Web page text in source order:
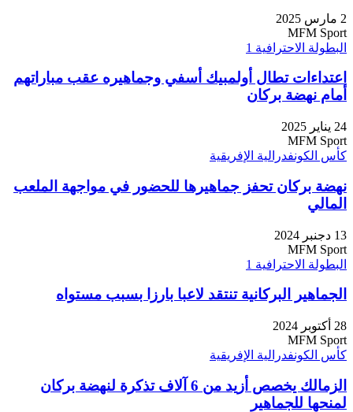
2 مارس 2025
MFM Sport
البطولة الاحترافية 1
اعتداءات تطال أولمبيك أسفي وجماهيره عقب مباراتهم
أمام نهضة بركان
24 يناير 2025
MFM Sport
كأس الكونفدرالية الإفريقية
نهضة بركان تحفز جماهيرها للحضور في مواجهة الملعب
المالي
13 دجنبر 2024
MFM Sport
البطولة الاحترافية 1
الجماهير البركانية تنتقد لاعبا بارزا بسبب مستواه
28 أكتوبر 2024
MFM Sport
كأس الكونفدرالية الإفريقية
الزمالك يخصص أزيد من 6 آلاف تذكرة لنهضة بركان
لمنحها للجماهير